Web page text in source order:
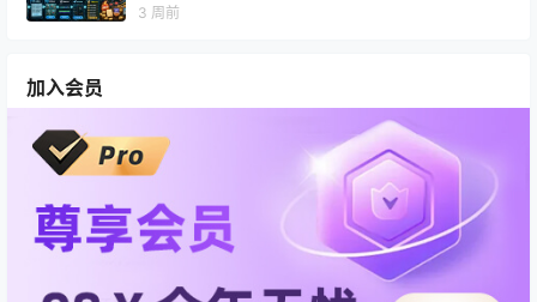
3 周前
加入会员